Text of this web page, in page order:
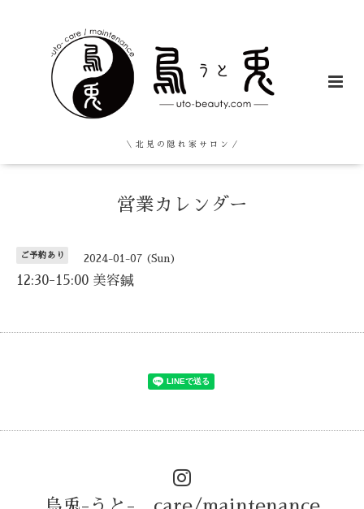
＼ 北 見 の 隠 れ 家 サ ロ ン ／
営業カレンダー
ご予約あり 2024-01-07 (Sun)
12:30-15:00 美容鍼